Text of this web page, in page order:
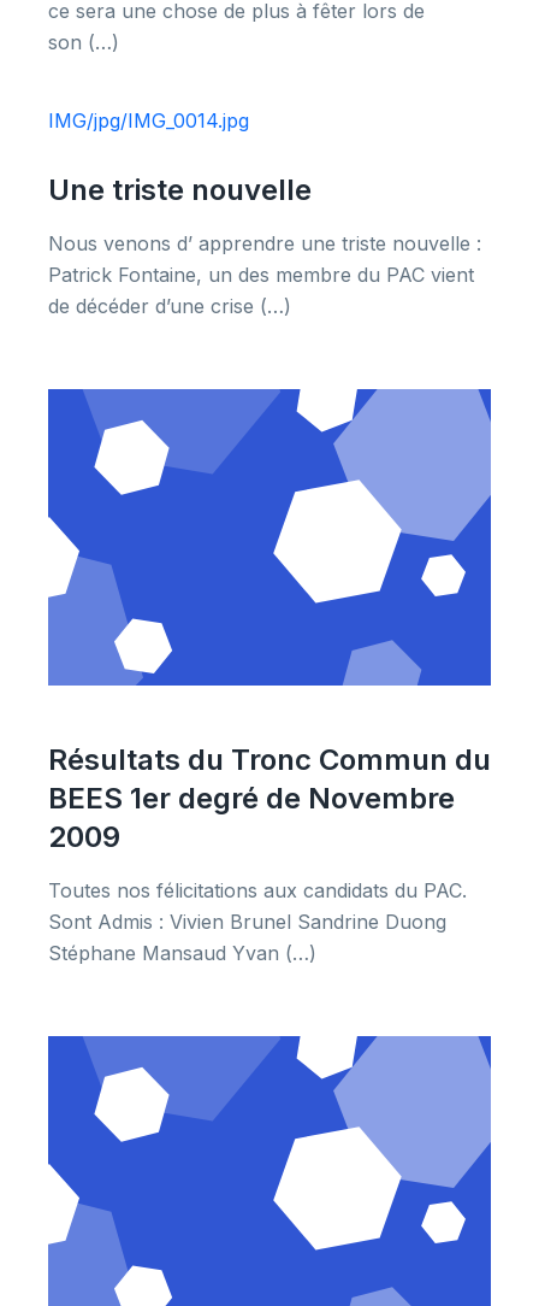
ce sera une chose de plus à fêter lors de
son (…)
IMG/jpg/IMG_0014.jpg
Une triste nouvelle
Nous venons d’ apprendre une triste nouvelle :
Patrick Fontaine, un des membre du PAC vient
de décéder d’une crise (…)
Résultats du Tronc Commun du
BEES 1er degré de Novembre
2009
Toutes nos félicitations aux candidats du PAC.
Sont Admis : Vivien Brunel Sandrine Duong
Stéphane Mansaud Yvan (…)